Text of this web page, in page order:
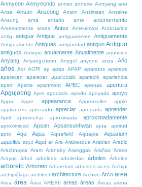
Anmyeon Anmyeondo annex annexe Annyang ano
Ansa
Ansan Anseong Ansim Ansimsan
Anssine
Ansung
anta antaño ante anteriormente
Anteriormente antes Antes Anteulmosi
Anticuarios
antig
antigua Antigua antiguamente Antiguamente
Antigüamente Antiguas antigüedad antiguo Antiguo
antiguos Antique anualmente Anualmente anuncios
Anyang Anyangcheon Anygol anyone anza Año
años Aoi AORI ap apap APAP aparatos aparece
aparecen
aparecer aparecido apareció
apariencia
apart
Aparte apartment APEC apenas apertura
Apgujeong Apm apodado apodo apoyado apoyo
Appa Appe appearance Appenzeller
apple
appliances apreciado apreciar apreciarla aprender
April aprovechar aproximada aproximadamente
aproximidad Apsan Apsansunhwan apta
aptitud
apto
Aqu Aqua Aquafield Aquapia
Aquarium
aquellos aquí Aquí ar Ara Arabesque Arabian Arabic
Arachnopia
Aram Aranaby Aranggak Arañas Arario
Arayuk
árbol arboleda arboledas árboles Árboles
arboreto Arboreto Arboretum arbustos arces Archipi
archipiélago architect architecture Archivo Arco area
Area área Área AREA6 areas áreas Áreas arena